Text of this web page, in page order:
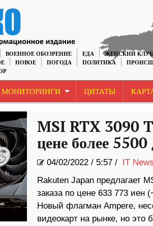
ВОЕННОЕ ОБОЗРЕНИЕ ЕДА ЖЕНСКИЙ КЛУБ
НОВОЕ ПОГОДА ПОЛИТИКА
МОНИТОРИНГИ ЦИТАТЫ
MSI RTX 3090
цене более 5500
04/02/2022/ 5:57 / IT News
Rakuten Japan предлагает
заказа по цене 633 773 иен
Новый флагман Ampere,
видеокарт на рынке, но это